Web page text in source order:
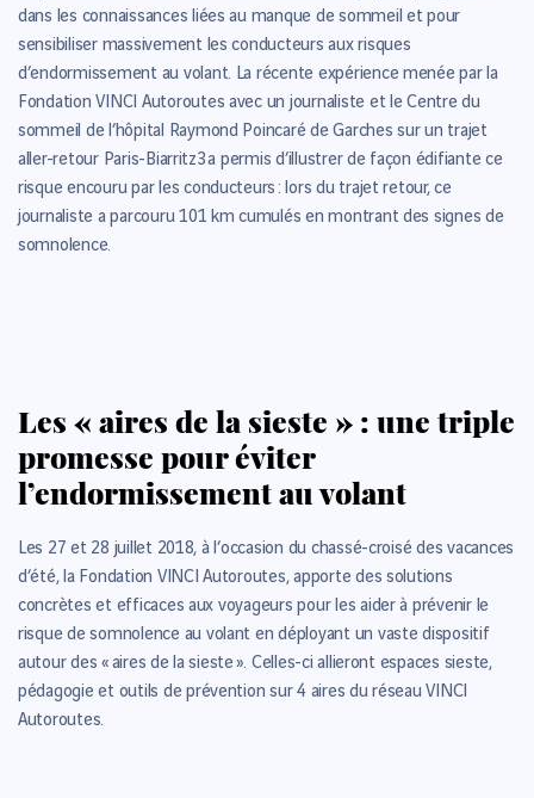
dans les connaissances liées au manque de sommeil et pour
sensibiliser massivement les conducteurs aux risques
d’endormissement au volant. La récente expérience menée par la
Fondation VINCI Autoroutes avec un journaliste et le Centre du
sommeil de l’hôpital Raymond Poincaré de Garches sur un trajet
aller-retour Paris-Biarritz3 a permis d’illustrer de façon édifiante ce
risque encouru par les conducteurs : lors du trajet retour, ce
journaliste a parcouru 101 km cumulés en montrant des signes de
somnolence.
Les « aires de la sieste » : une triple
promesse pour éviter
l’endormissement au volant
Les 27 et 28 juillet 2018, à l’occasion du chassé-croisé des vacances
d’été, la Fondation VINCI Autoroutes, apporte des solutions
concrètes et efficaces aux voyageurs pour les aider à prévenir le
risque de somnolence au volant en déployant un vaste dispositif
autour des « aires de la sieste ». Celles-ci allieront espaces sieste,
pédagogie et outils de prévention sur 4 aires du réseau VINCI
Autoroutes.